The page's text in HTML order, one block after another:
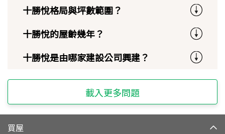
十勝悅格局與坪數範圍？
十勝悅的屋齡幾年？
十勝悅是由哪家建設公司興建？
載入更多問題
買屋